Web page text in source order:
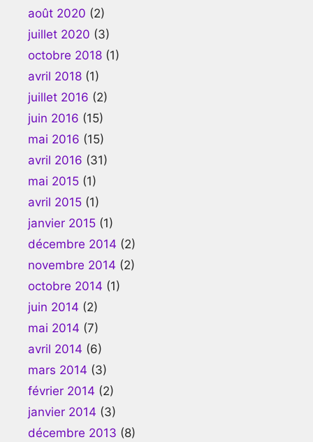
août 2020 (2)
juillet 2020 (3)
octobre 2018 (1)
avril 2018 (1)
juillet 2016 (2)
juin 2016 (15)
mai 2016 (15)
avril 2016 (31)
mai 2015 (1)
avril 2015 (1)
janvier 2015 (1)
décembre 2014 (2)
novembre 2014 (2)
octobre 2014 (1)
juin 2014 (2)
mai 2014 (7)
avril 2014 (6)
mars 2014 (3)
février 2014 (2)
janvier 2014 (3)
décembre 2013 (8)